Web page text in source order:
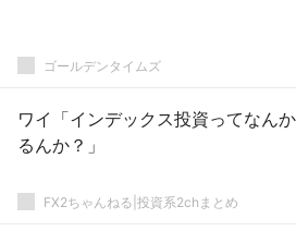
ゴールデンタイムズ
ワイ「インデックス投資ってなん
るんか？」
FX2ちゃんねる|投資系2chまとめ